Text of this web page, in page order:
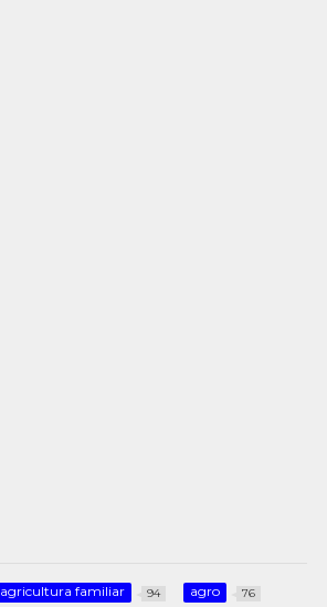
agricultura familiar 94 agro 76